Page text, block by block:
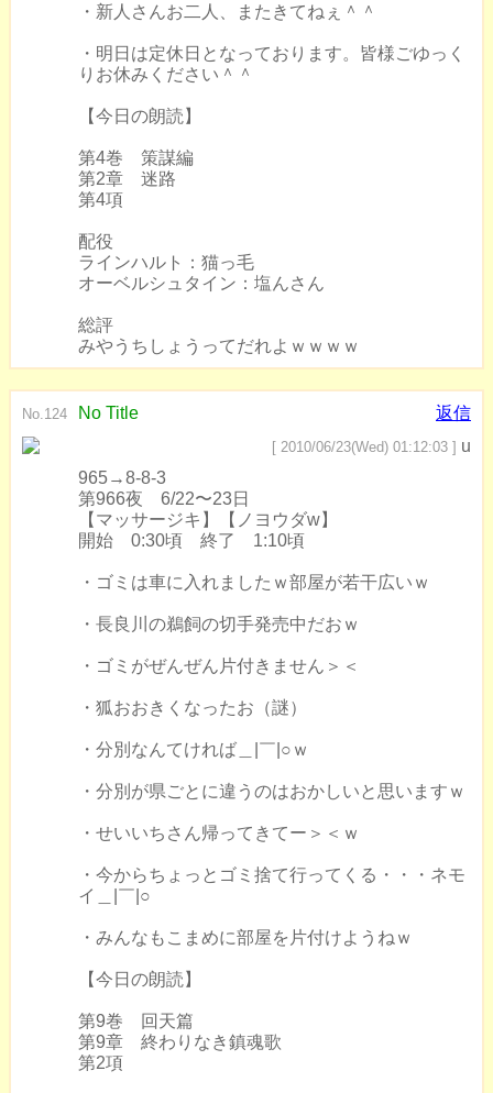
・新人さんお二人、またきてねぇ＾＾
・明日は定休日となっております。皆様ごゆっく
りお休みください＾＾
【今日の朗読】
第4巻 策謀編
第2章 迷路
第4項
配役
ラインハルト：猫っ毛
オーベルシュタイン：塩んさん
総評
みやうちしょうってだれよｗｗｗｗ
No.124 No Title 返信
[ 2010/06/23(Wed) 01:12:03 ] u
965→8-8-3
第966夜 6/22〜23日
【マッサージキ】【ノヨウダw】
開始 0:30頃 終了 1:10頃
・ゴミは車に入れましたｗ部屋が若干広いｗ
・長良川の鵜飼の切手発売中だおｗ
・ゴミがぜんぜん片付きません＞＜
・狐おおきくなったお（謎）
・分別なんてければ＿|￣|○ｗ
・分別が県ごとに違うのはおかしいと思いますｗ
・せいいちさん帰ってきてー＞＜ｗ
・今からちょっとゴミ捨て行ってくる・・・ネモ
イ＿|￣|○
・みんなもこまめに部屋を片付けようねｗ
【今日の朗読】
第9巻 回天篇
第9章 終わりなき鎮魂歌
第2項